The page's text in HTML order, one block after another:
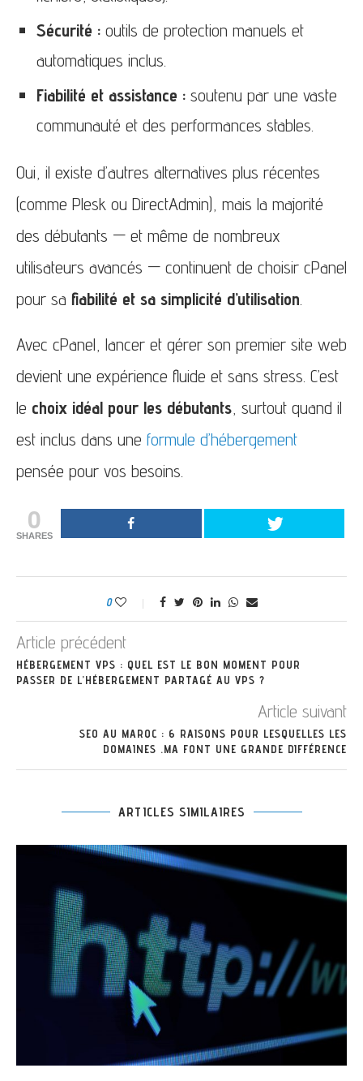
Sécurité : outils de protection manuels et
automatiques inclus.
Fiabilité et assistance : soutenu par une vaste
communauté et des performances stables.
Oui, il existe d’autres alternatives plus récentes
(comme Plesk ou DirectAdmin), mais la majorité
des débutants — et même de nombreux
utilisateurs avancés — continuent de choisir cPanel
pour sa fiabilité et sa simplicité d’utilisation
Avec cPanel, lancer et gérer son premier site web
devient une expérience fluide et sans stress. C’est
le choix idéal pour les débutants , surtout quand il
est inclus dans une formule d’hébergement
pensée pour vos besoins.
0
SHARES
0
Article précédent
HÉBERGEMENT VPS : QUEL EST LE BON MOMENT POUR
PASSER DE L’HÉBERGEMENT PARTAGÉ AU VPS ?
Article suivant
SEO AU MAROC : 6 RAISONS POUR LESQUELLES LES
DOMAINES .MA FONT UNE GRANDE DIFFÉRENCE
ARTICLES SIMILAIRES